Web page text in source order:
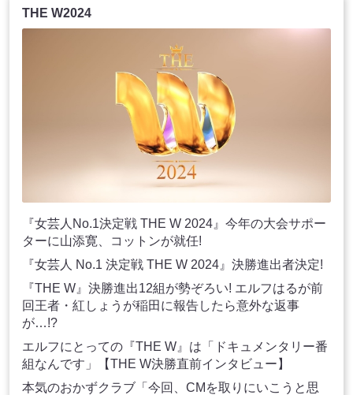
THE W2024
『女芸人No.1決定戦 THE W 2024』今年の大会サポー
ターに山添寛、コットンが就任!
『女芸人 No.1 決定戦 THE W 2024』決勝進出者決定!
『THE W』決勝進出12組が勢ぞろい! エルフはるが前
回王者・紅しょうが稲田に報告したら意外な返事
が…!?
エルフにとっての『THE W』は「ドキュメンタリー番
組なんです」【THE W決勝直前インタビュー】
本気のおかずクラブ「今回、CMを取りにいこうと思